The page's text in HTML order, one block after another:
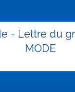
- Lettre du
MODE